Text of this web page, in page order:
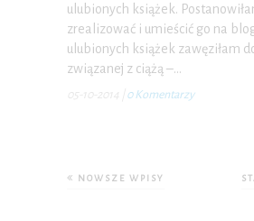
ulubionych książek.
zrealizować i umieścić go na
ulubionych książek zawęziłam
związanej z ciążą –…
05-10-2014 0 Komentarzy
NOWSZE WPISY